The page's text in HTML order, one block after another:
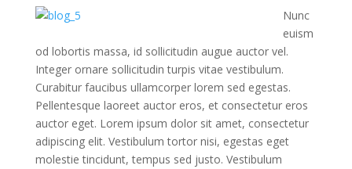
Nunc
euism
od lobortis massa, id sollicitudin augue auctor vel.
Integer ornare sollicitudin turpis vitae vestibulum.
Curabitur faucibus ullamcorper lorem sed egestas.
Pellentesque laoreet auctor eros, et consectetur eros
auctor eget. Lorem ipsum dolor sit amet, consectetur
adipiscing elit. Vestibulum tortor nisi, egestas eget
molestie tincidunt, tempus sed justo. Vestibulum